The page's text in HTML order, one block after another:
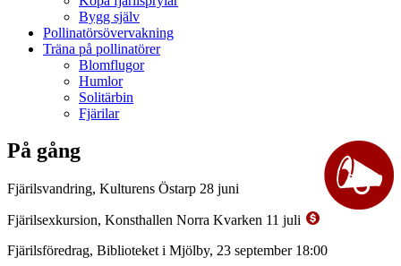
Bygg själv
Pollinatörsövervakning
Träna på pollinatörer
Blomflugor
Humlor
Solitärbin
Fjärilar
På gång
Fjärilsvandring, Kulturens Östarp 28 juni
Fjärilsexkursion, Konsthallen Norra Kvarken 11 juli
Fjärilsföredrag, Biblioteket i Mjölby, 23 september 18:00